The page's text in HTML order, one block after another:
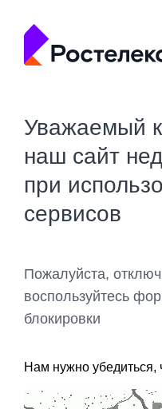
Уважаемый
наш сайт
при
сервисов
Пожалуйста,
воспользуйтесь
блокировки
Нам нужно убедиться,